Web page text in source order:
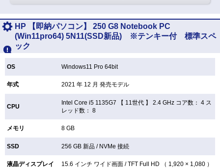
HP 【即納パソコン】 250 G8 Notebook PC
(Win11pro64) 5N11(SSD新品) ※テンキー付 標準スペ
ック
OS Windows11 Pro 64bit
年式 2021 年 12 月 発売モデル
CPU
Intel Core i5 1135G7 【 11世代 】 2.4 GHz コア数： 4 ス
レッド数： 8
メモリ 8 GB
SSD 256 GB新品 / NVMe 接続
液晶ディスプレイ 15.6 インチ ワイド画面 /TFT Full HD （ 1,920 × 1,080 ）